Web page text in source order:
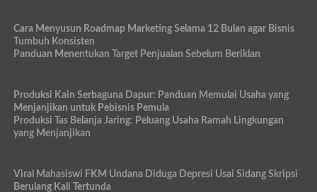
Cara Menyusun Roadmap Marketing Selama 12 Bulan agar Bisnis
Tumbuh Konsisten
Panduan Menentukan Target Penjualan Sebelum Beriklan
Produksi Kain Serbaguna Dapur: Panduan Memulai Usaha yang
Menjanjikan untuk Pebisnis Pemula
Produksi Tas Belanja Jaring: Peluang Usaha Ramah Lingkungan
yang Menjanjikan
Viral Mahasiswi FKM Undana Diduga Depresi Usai Sidang Skripsi
Berulang Kali Tertunda